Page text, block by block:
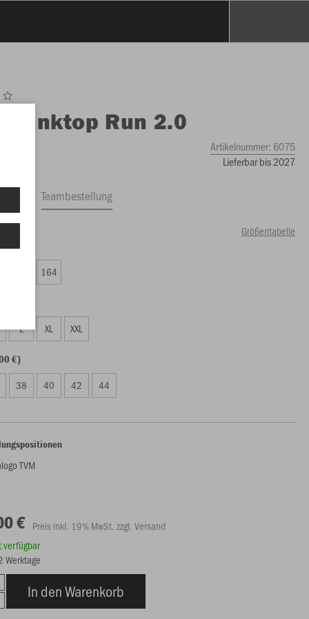
Tanktop Run 2.0
Artikelnummer: 6075
Lieferbar bis 2027
Teambestellung
Größentabelle
€)
164
L XL XXL
€)
38 40 42 44
TVM
€ Preis inkl. 19% MwSt. zzgl. Versand
verfügbar
Werktage
In den Warenkorb